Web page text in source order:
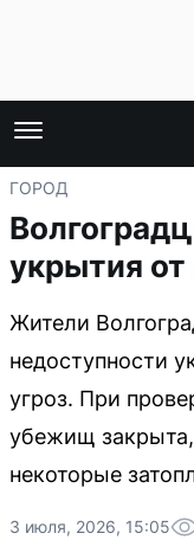
ГОРОД
укрытия от
Жители
недоступности
угроз. При
убежищ закрыта,
некоторые
3 июля, 2026, 15:05